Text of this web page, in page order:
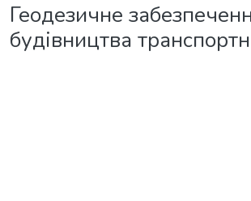
Геодезичне
будівництва